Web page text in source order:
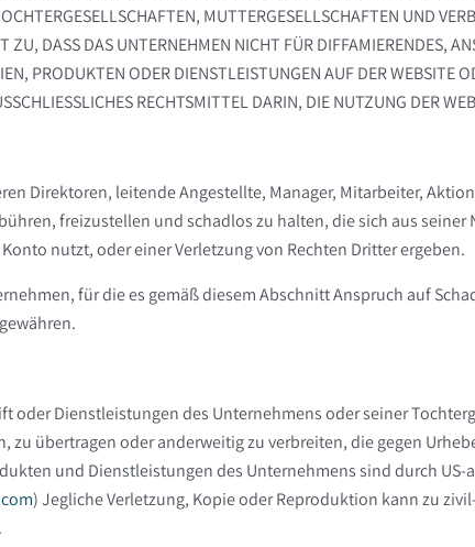
MUTTERGESELLSCHAFTEN UND
DASS DAS UNTERNEHMEN NICHT FÜR DIFFAMIERENDES,
PRODUKTEN ODER DIENSTLEISTUNGEN AUF DER WEBSITE
RECHTSMITTEL DARIN, DIE NUTZUNG DER
Direktoren, leitende Angestellte, Manager, Mitarbeiter,
freizustellen und schadlos zu halten, die sich aus seiner
nutzt, oder einer Verletzung von Rechten Dritter ergeben.
für die es gemäß diesem Abschnitt Anspruch auf
oder Dienstleistungen des Unternehmens oder seiner
übertragen oder anderweitig zu verbreiten, die gegen
und Dienstleistungen des Unternehmens sind durch US-
)Jegliche Verletzung, Kopie oder Reproduktion kann zu